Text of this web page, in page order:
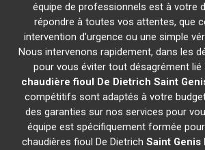
équipe de professionnels est à votre
répondre à toutes vos attentes, que
intervention d'urgence ou une simple
Nous intervenons rapidement, dans les
pour vous éviter tout désagrément lié
chaudière fioul De Dietrich Saint
compétitifs sont adaptés à votre
des garanties sur nos services pour
équipe est spécifiquement formée
chaudières fioul De Dietrich Saint Genis